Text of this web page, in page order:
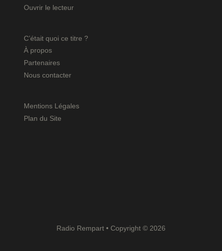
Ouvrir le lecteur
C’était quoi ce titre ?
À propos
Partenaires
Nous contacter
Mentions Légales
Plan du Site
Radio Rempart • Copyright © 2026